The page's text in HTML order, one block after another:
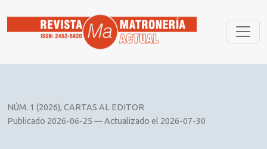
NÚM. 1 (2026), CARTAS AL EDITOR
Publicado 2026-06-25 — Actualizado el 2026-07-30